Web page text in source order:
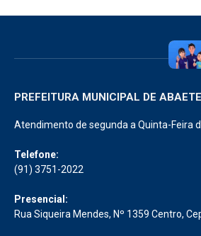
PREFEITURA MUNICIPAL DE
Atendimento de segunda a Quinta-Feira
Telefone:
(91) 3751-2022
Presencial:
Rua Siqueira Mendes, Nº 1359 Centro,